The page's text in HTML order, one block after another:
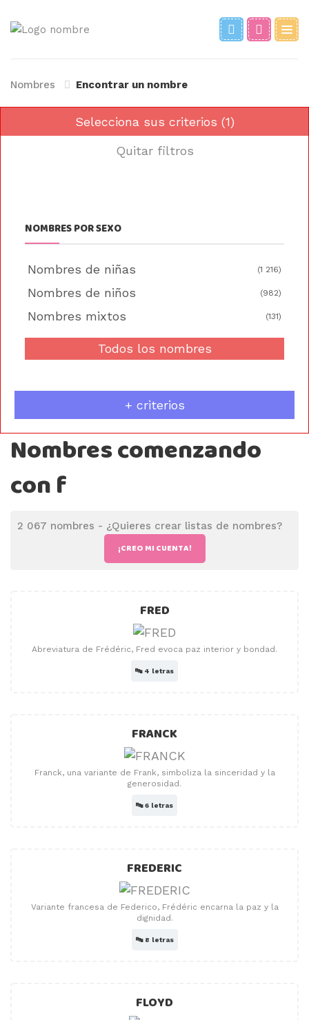
Nombres Encontrar un nombre
Selecciona sus criterios (1)
Quitar filtros
NOMBRES POR SEXO
Nombres de niñas (1 216)
Nombres de niños (982)
Nombres mixtos (131)
Todos los nombres
+ criterios
Nombres comenzando
con f
2 067 nombres - ¿Quieres crear listas de nombres?
¡CREO MI CUENTA!
FRED
Abreviatura de Frédéric, Fred evoca paz interior y bondad.
🔤 4 letras
FRANCK
Franck, una variante de Frank, simboliza la sinceridad y la
generosidad.
🔤6 letras
FREDERIC
Variante francesa de Federico, Frédéric encarna la paz y la
dignidad.
🔤 8 letras
FLOYD